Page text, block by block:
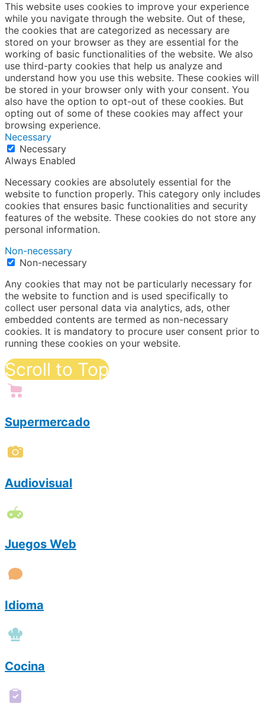
This website uses cookies to improve your experience
while you navigate through the website. Out of these,
the cookies that are categorized as necessary are
stored on your browser as they are essential for the
working of basic functionalities of the website. We also
use third-party cookies that help us analyze and
understand how you use this website. These cookies will
be stored in your browser only with your consent. You
also have the option to opt-out of these cookies. But
opting out of some of these cookies may affect your
browsing experience.
Necessary
Necessary
Always Enabled
Necessary cookies are absolutely essential for the
website to function properly. This category only includes
cookies that ensures basic functionalities and security
features of the website. These cookies do not store any
personal information.
Non-necessary
Non-necessary
Any cookies that may not be particularly necessary for
the website to function and is used specifically to
collect user personal data via analytics, ads, other
embedded contents are termed as non-necessary
cookies. It is mandatory to procure user consent prior to
running these cookies on your website.
Scroll to Top
Supermercado
Audiovisual
Juegos Web
Idioma
Cocina